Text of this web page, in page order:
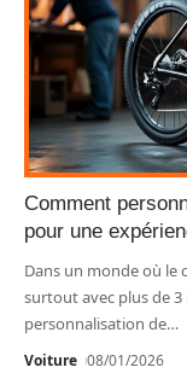
Comment
pour une
Dans un monde où le
surtout avec plus de 3
personnalisation de…
Voiture 08/01/2026